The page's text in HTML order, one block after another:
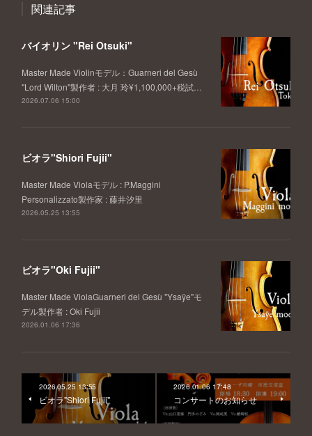
関連記事
バイオリン "Rei Otsuki"
Master Made Violinモデル：Guarneri del Gesù
"Lord Wilton"製作者 : 大月 玲¥1,100,000+税試…
2026.07.06 15:00
ビオラ"Shiori Fujii"
Master Made Violaモデル : P.Maggini
Personalizzato製作家 : 藤井汐里
2026.05.25 13:55
ビオラ"Oki Fujii"
Master Made ViolaGuarneri del Gesù "Ysaÿe"モ
デル製作者 : Oki Fujii
2026.01.06 17:36
2026.05.25 13:55
ビオラ"Shiori Fujii"
2026.01.06 17:48
コンサートのお知らせ